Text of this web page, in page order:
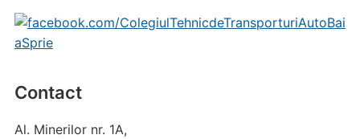
Contact
Al. Minerilor nr. 1A,